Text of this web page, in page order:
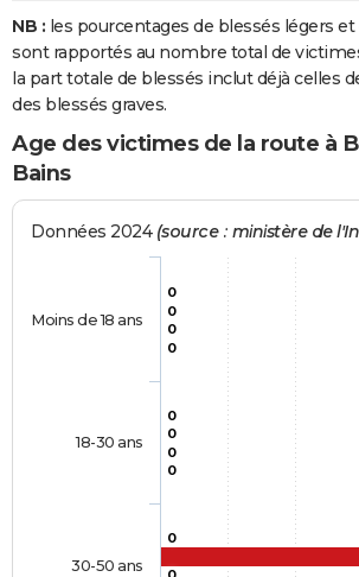
NB : les pourcentages de blessés légers et
sont rapportés au nombre total de
la part totale de blessés inclut déjà celles
des blessés graves.
Age des victimes de la route à
Bains
Données 2024 (source : ministère de
0
0
0
0
0
0
0
0
0
Moins de 18 ans
18-30 ans
30-50 ans